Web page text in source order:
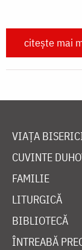
citește mai
VIAȚA
CUVINTE
FAMILIE
LITURGICĂ
BIBLIOTECĂ
ÎNTREABĂ